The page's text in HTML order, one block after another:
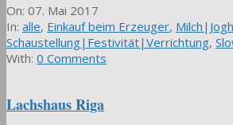
2017-
05-
07
On: 07. Mai 2017
In: alle, Einkauf beim Erzeuger,
Schaustellung|Festivität|Verrichtung,
With: 0 Comments
Lachshaus Riga